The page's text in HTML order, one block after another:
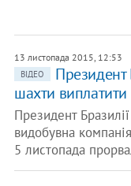
13 листопада 2015, 12:53
ВІДЕО
​Президент
шахти
Президент
видобувна
5 листопада